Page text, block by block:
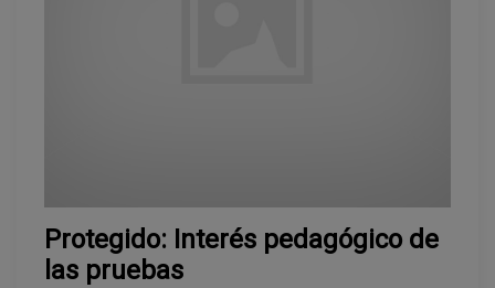
Protegido: Interés pedagógico de
las pruebas